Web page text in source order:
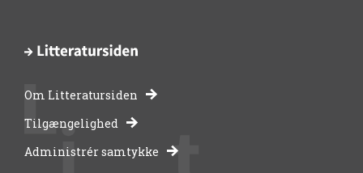
-
bibliotekernes
Om Litteratursiden
Tilgængelighed
Administrér samtykke